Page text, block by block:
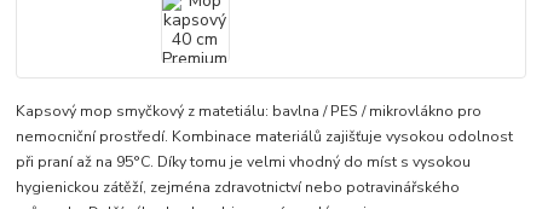
Kapsový mop smyčkový z matetiálu: bavlna / PES / mikrovlákno pro
nemocniční prostředí. Kombinace materiálů zajišťuje vysokou odolnost
při praní až na 95°C. Díky tomu je velmi vhodný do míst s vysokou
hygienickou zátěží, zejména zdravotnictví nebo potravinářského